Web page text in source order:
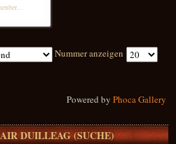
Nummer anzeigen
Powered by Phoca Gallery
DUILLEAG (SUCHE)